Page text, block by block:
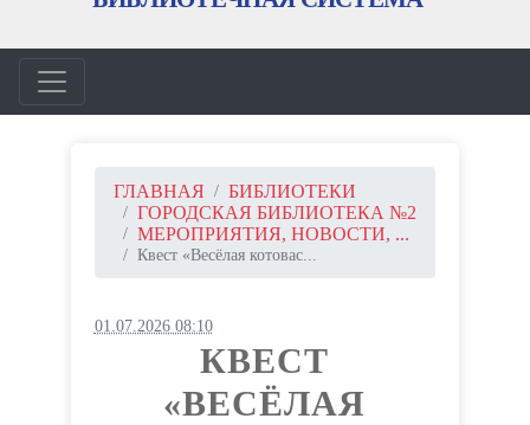
ГЛАВНАЯ
БИБЛИОТЕКИ
ГОРОДСКАЯ БИБЛИОТЕКА №2
МЕРОПРИЯТИЯ, НОВОСТИ, ...
Квест «Весёлая котовас...
01.07.2026 08:10
КВЕСТ
«ВЕСЁЛАЯ